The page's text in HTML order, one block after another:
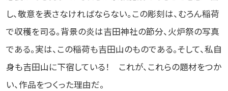
し、敬意を表さなければならない。この彫刻は、むろん稲荷
で収穫を司る。背景の炎は吉田神社の節分、火炉祭の写真
である。実は、この稲荷も吉田山のものである。そして、私自
身も吉田山に下宿している！ これが、これらの題材をつか
い、作品をつくった理由だ。